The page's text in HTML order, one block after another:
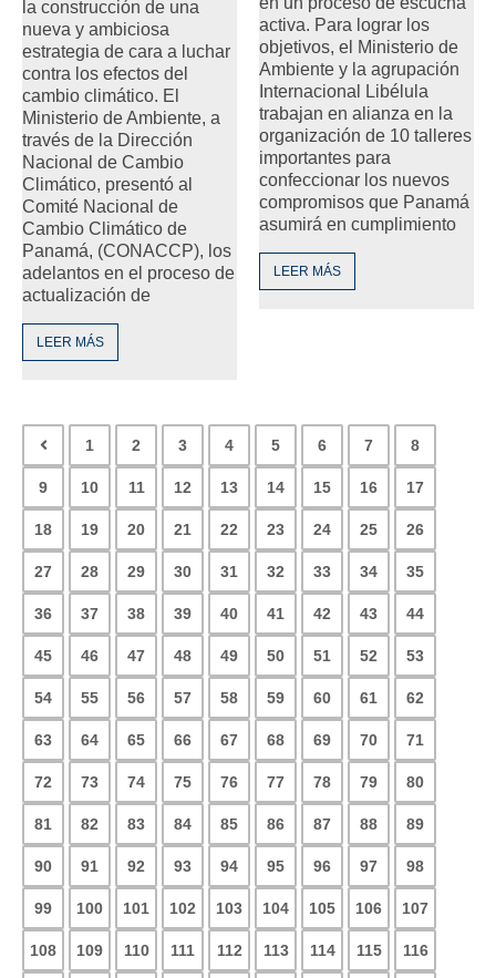
la construcción de una
nueva y ambiciosa
estrategia de cara a luchar
contra los efectos del
cambio climático. El
Ministerio de Ambiente, a
través de la Dirección
Nacional de Cambio
Climático, presentó al
Comité Nacional de
Cambio Climático de
Panamá, (CONACCP), los
adelantos en el proceso de
actualización de
LEER MÁS
activa. Para lograr los
objetivos, el Ministerio de
Ambiente y la agrupación
Internacional Libélula
trabajan en alianza en la
organización de 10 talleres
importantes para
confeccionar los nuevos
compromisos que Panamá
asumirá en cumplimiento
LEER MÁS
1 2 3 4 5 6 7 8
9 10 11 12 13 14 15 16 17
18 19 20 21 22 23 24 25 26
27 28 29 30 31 32 33 34 35
36 37 38 39 40 41 42 43 44
45 46 47 48 49 50 51 52 53
54 55 56 57 58 59 60 61 62
63 64 65 66 67 68 69 70 71
72 73 74 75 76 77 78 79 80
81 82 83 84 85 86 87 88 89
90 91 92 93 94 95 96 97 98
99 100 101 102 103 104 105 106 107
108 109 110 111 112 113 114 115 116